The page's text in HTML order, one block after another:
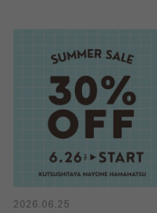
2026.06.25